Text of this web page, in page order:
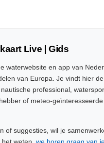
Live | Gids
waterwebsite en app van
van Europa. Je vindt hier
professional,
of meteo-geïnteresseerde
of suggesties, wil je